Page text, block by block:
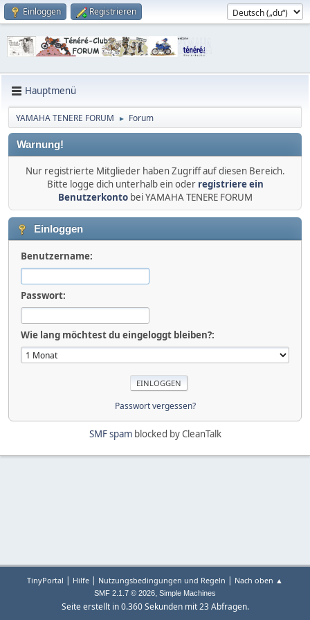
Einloggen Registrieren
Hauptmenü
YAMAHA TENERE FORUM ► Forum
Warnung!
Nur registrierte Mitglieder haben Zugriff auf diesen Bereich.
Bitte logge dich unterhalb ein oder registriere ein
Benutzerkontobei YAMAHA TENERE FORUM
Einloggen
Benutzername:
Passwort:
Wie lang möchtest du eingeloggt bleiben?:
Passwort vergessen?
SMF spamblocked by CleanTalk
TinyPortal | Hilfe | Nutzungsbedingungen und Regeln | Nach oben ▲
SMF 2.1.7 © 2026, Simple Machines
Seite erstellt in 0.360 Sekunden mit 23 Abfragen.